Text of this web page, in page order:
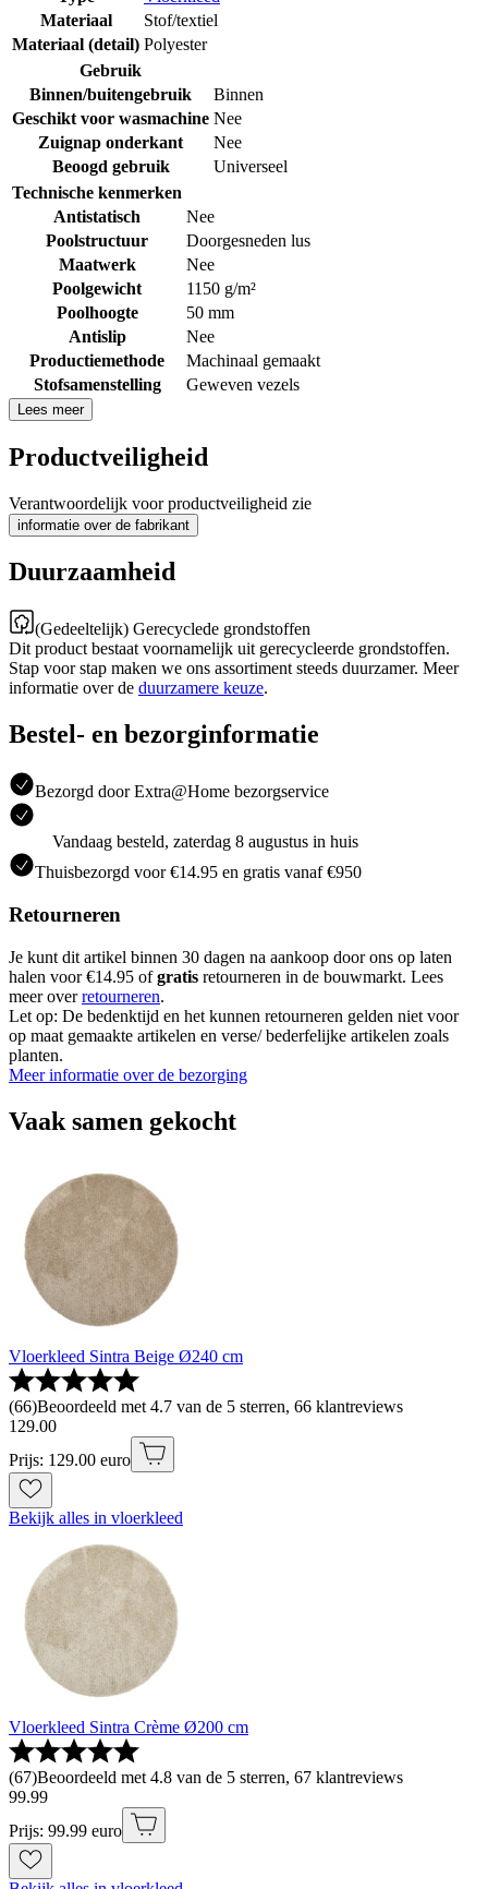
Materiaal
Stof/textiel
Materiaal (detail) Polyester
Gebruik
Binnen/buitengebruik
Binnen
Geschikt voor wasmachine Nee
Zuignap onderkant
Nee
Beoogd gebruik
Universeel
Technische kenmerken
Antistatisch
Nee
Poolstructuur
Doorgesneden lus
Maatwerk
Nee
Poolgewicht
1150 g/m²
Poolhoogte
50 mm
Antislip
Nee
Productiemethode
Machinaal gemaakt
Stofsamenstelling
Geweven vezels
Lees meer
Productveiligheid
Verantwoordelijk voor productveiligheid zie
informatie over de fabrikant
Duurzaamheid
(Gedeeltelijk) Gerecyclede grondstoffen
Dit product bestaat voornamelijk uit gerecycleerde grondstoffen.
Stap voor stap maken we ons assortiment steeds duurzamer. Meer
informatie over de duurzamere keuze.
Bestel- en bezorginformatie
Bezorgd door Extra@Home bezorgservice
Vandaag besteld, zaterdag 8 augustus in huis
Thuisbezorgd voor €14.95 en gratis vanaf €950
Retourneren
Je kunt dit artikel binnen 30 dagen na aankoop door ons op laten
halen voor €14.95 ofgratis retourneren in de bouwmarkt. Lees
meer overretourneren.
Let op: De bedenktijd en het kunnen retourneren gelden niet voor
op maat gemaakte artikelen en verse/ bederfelijke artikelen zoals
planten.
Meer informatie over de bezorging
Vaak samen gekocht
Vloerkleed Sintra Beige Ø240 cm
(66)Beoordeeld met 4.7 van de 5 sterren, 66 klantreviews
129.00
Prijs: 129.00 euro
Bekijk alles in vloerkleed
Vloerkleed Sintra Crème Ø200 cm
(67)Beoordeeld met 4.8 van de 5 sterren, 67 klantreviews
99.99
Prijs: 99.99 euro